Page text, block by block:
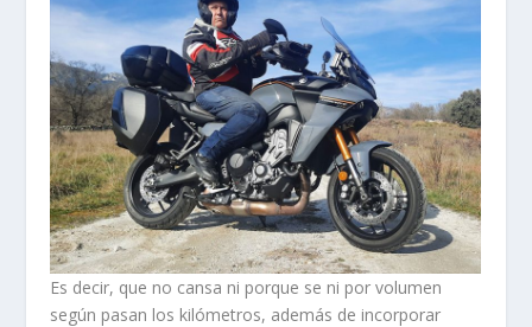
Es decir, que no cansa ni porque se ni por volumen
según pasan los kilómetros, además de incorporar